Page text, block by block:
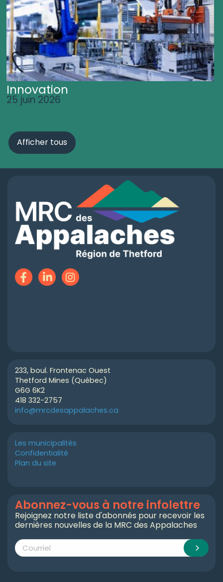
Innovation
25 juin 2026
Afficher tous
233, boul. Frontenac Ouest
Thetford Mines (Québec)
G6G 6K2
418 332-2757
info@mrcdesappalaches.ca
Les municipalités
Confidentialité
Plan du site
Abonnez-vous à notre infolettre
Rejoignez notre liste d'abonnés pour recevoir les
dernières nouvelles de la MRC des Appalaches